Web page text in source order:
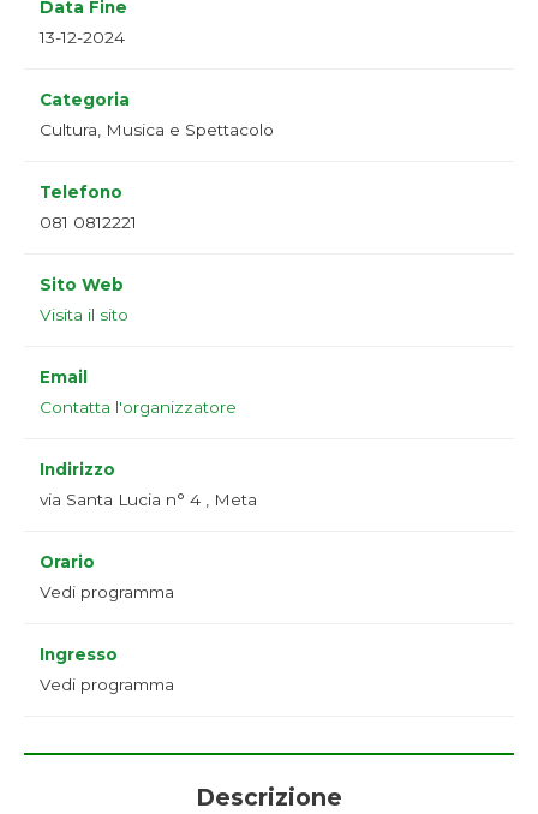
Data Fine
13-12-2024
Categoria
Cultura, Musica e Spettacolo
Telefono
081 0812221
Sito Web
Visita il sito
Email
Contatta l'organizzatore
Indirizzo
via Santa Lucia n° 4 , Meta
Orario
Vedi programma
Ingresso
Vedi programma
Descrizione